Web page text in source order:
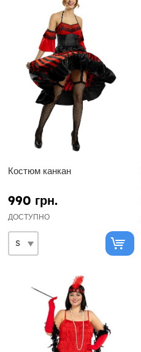
Костюм канкан
990 грн.
ДОСТУПНО